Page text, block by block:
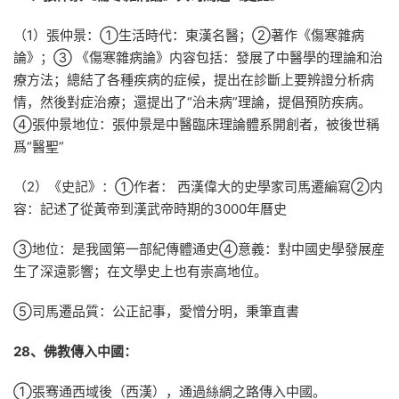
（1）張仲景：①生活時代：東漢名醫；②著作《傷寒雜病
論》；③ 《傷寒雜病論》内容包括：發展了中醫學的理論和治
療方法；總結了各種疾病的症候，提出在診斷上要辨證分析病
情，然後對症治療；還提出了“治未病”理論，提倡預防疾病。
④張仲景地位：張仲景是中醫臨床理論體系開創者，被後世稱
爲“醫聖”
（2）《史記》：①作者： 西漢偉大的史學家司馬遷編寫②内
容：記述了從黃帝到漢武帝時期的3000年曆史
③地位：是我國第一部紀傳體通史④意義：對中國史學發展産
生了深遠影響；在文學史上也有崇高地位。
⑤司馬遷品質：公正記事，愛憎分明，秉筆直書
28、佛教傳入中國：
①張骞通西域後（西漢），通過絲綢之路傳入中國。